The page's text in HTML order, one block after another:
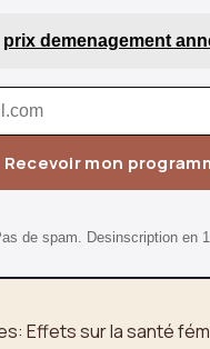
prix demenagement
Recevoir mon
de spam. Desinscription en 1
Effets sur la santé